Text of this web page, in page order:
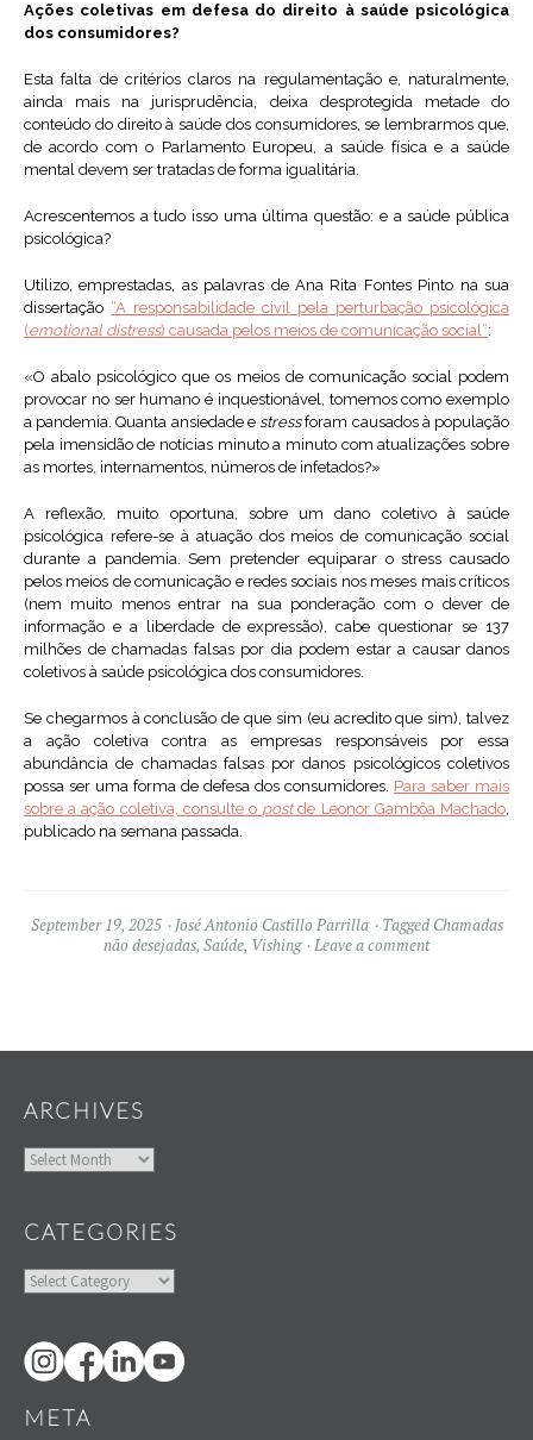
Ações coletivas em defesa do direito à saúde psicológica
dos consumidores?
Esta falta de critérios claros na regulamentação e, naturalmente,
ainda mais na jurisprudência, deixa desprotegida metade do
conteúdo do direito à saúde dos consumidores, se lembrarmos que,
de acordo com o Parlamento Europeu, a saúde física e a saúde
mental devem ser tratadas de forma igualitária.
Acrescentemos a tudo isso uma última questão: e a saúde pública
psicológica?
Utilizo, emprestadas, as palavras de Ana Rita Fontes Pinto na sua
dissertação “A responsabilidade civil pela perturbação psicológica
(emotional distress) causada pelos meios de comunicação social”:
«O abalo psicológico que os meios de comunicação social podem
provocar no ser humano é inquestionável, tomemos como exemplo
a pandemia. Quanta ansiedade e stressforam causados à população
pela imensidão de notícias minuto a minuto com atualizações sobre
as mortes, internamentos, números de infetados?»
A reflexão, muito oportuna, sobre um dano coletivo à saúde
psicológica refere-se à atuação dos meios de comunicação social
durante a pandemia. Sem pretender equiparar o stress causado
pelos meios de comunicação e redes sociais nos meses mais críticos
(nem muito menos entrar na sua ponderação com o dever de
informação e a liberdade de expressão), cabe questionar se 137
milhões de chamadas falsas por dia podem estar a causar danos
coletivos à saúde psicológica dos consumidores.
Se chegarmos à conclusão de que sim (eu acredito que sim), talvez
a ação coletiva contra as empresas responsáveis por essa
abundância de chamadas falsas por danos psicológicos coletivos
possa ser uma forma de defesa dos consumidores. Para saber mais
sobre a ação coletiva, consulte o postde Leonor Gambôa Machado,
publicado na semana passada.
September 19, 2025 José Antonio Castillo Parrilla Tagged Chamadas
não desejadas, Saúde, Vishing Leave a comment
ARCHIVES
Archives
CATEGORIES
Categories
META